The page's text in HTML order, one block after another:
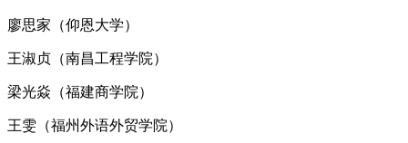
廖思家（仰恩大学）
王淑贞（南昌工程学院）
梁光焱（福建商学院）
王雯（福州外语外贸学院）